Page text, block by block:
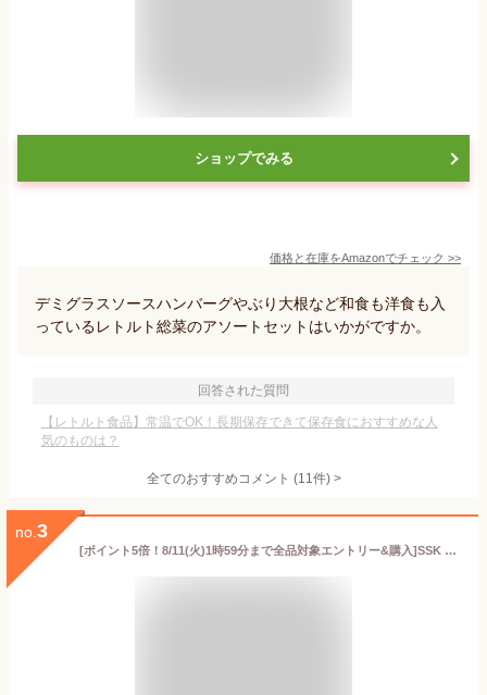
ショップでみる
価格と在庫をAmazonでチェック >>
デミグラスソースハンバーグやぶり大根など和食も洋食も入
っているレトルト総菜のアソートセットはいかがですか。
回答された質問
【レトルト食品】常温でOK！長期保存できて保存食におすすめな人
気のものは？
全てのおすすめコメント (11件) >
no. 3
[ポイント5倍！8/11(火)1時59分まで全品対象エントリー&購入]SSK 冷たくしておいしいスープ 会津産 アスパラガス 160g×40袋入｜ 送料無料 冷製 スープ レトルト アスパラ